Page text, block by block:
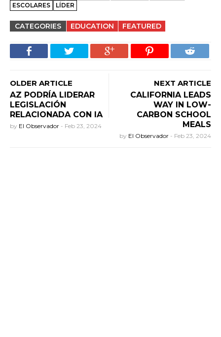
ESCOLARES
LÍDER
CATEGORIES EDUCATION FEATURED
OLDER ARTICLE
AZ PODRÍA LIDERAR
LEGISLACIÓN
RELACIONADA CON IA
by El Observador - Feb 23, 2024
NEXT ARTICLE
CALIFORNIA LEADS
WAY IN LOW-
CARBON SCHOOL
MEALS
by El Observador - Feb 23, 2024